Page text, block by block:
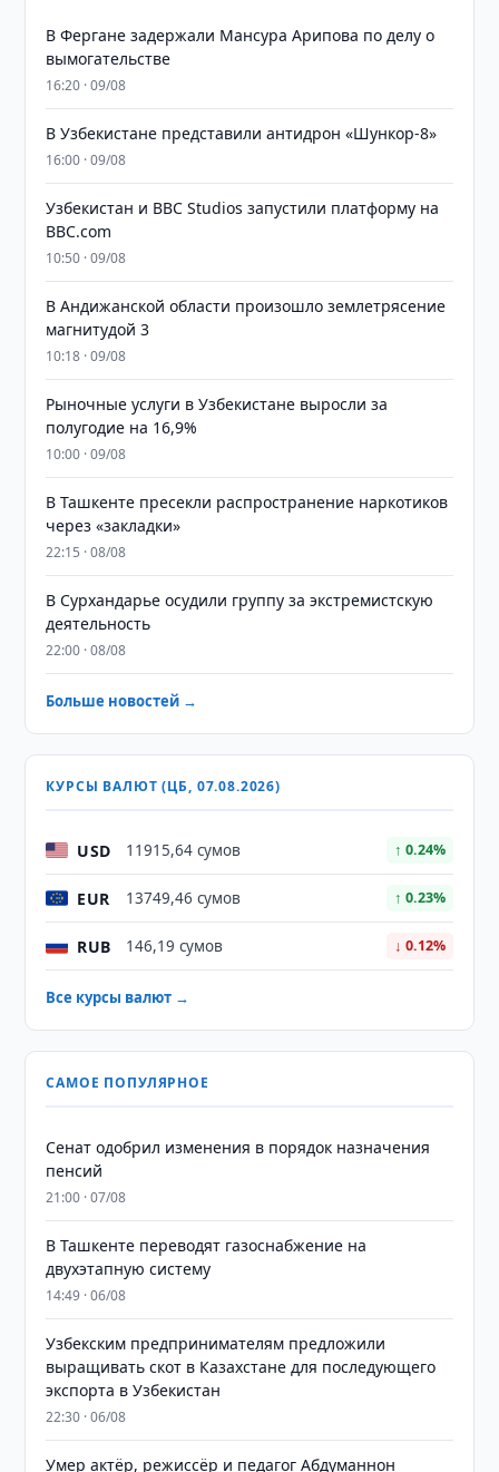
В Фергане задержали Мансура Арипова по делу о
вымогательстве
16:20 · 09/08
В Узбекистане представили антидрон «Шункор-8»
16:00 · 09/08
Узбекистан и BBC Studios запустили платформу на
BBC.com
10:50 · 09/08
В Андижанской области произошло землетрясение
магнитудой 3
10:18 · 09/08
Рыночные услуги в Узбекистане выросли за
полугодие на 16,9%
10:00 · 09/08
В Ташкенте пресекли распространение наркотиков
через «закладки»
22:15 · 08/08
В Сурхандарье осудили группу за экстремистскую
деятельность
22:00 · 08/08
Больше новостей →
КУРСЫ ВАЛЮТ (ЦБ, 07.08.2026)
USD 11915,64 сумов ↑ 0.24%
EUR 13749,46 сумов ↑ 0.23%
RUB 146,19 сумов ↓ 0.12%
Все курсы валют →
САМОЕ ПОПУЛЯРНОЕ
Сенат одобрил изменения в порядок назначения
пенсий
21:00 · 07/08
В Ташкенте переводят газоснабжение на
двухэтапную систему
14:49 · 06/08
Узбекским предпринимателям предложили
выращивать скот в Казахстане для последующего
экспорта в Узбекистан
22:30 · 06/08
Умер актёр, режиссёр и педагог Абдуманнон